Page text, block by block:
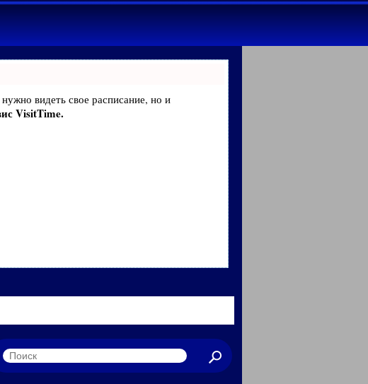
видеть свое расписание, но и
VisitTime.